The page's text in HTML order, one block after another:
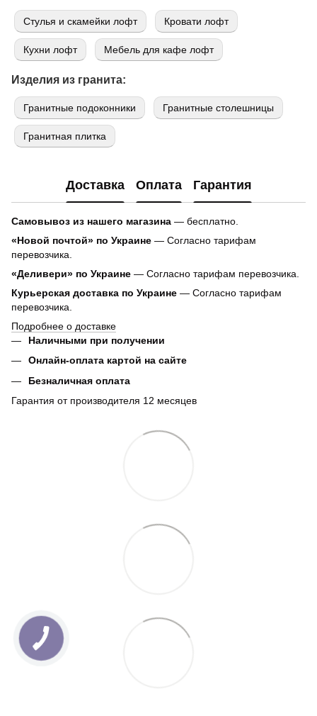
Стулья и скамейки лофт Кровати лофт
Кухни лофт Мебель для кафе лофт
Изделия из гранита:
Гранитные подоконники Гранитные столешницы
Гранитная плитка
Доставка Оплата Гарантия
Самовывоз из нашего магазина — бесплатно.
«Новой почтой» по Украине — Согласно тарифам
перевозчика.
«Деливери» по Украине — Согласно тарифам перевозчика.
Курьерская доставка по Украине — Согласно тарифам
перевозчика.
Подробнее о доставке
Наличными при получении
Онлайн-оплата картой на сайте
Безналичная оплата
Гарантия от производителя 12 месяцев